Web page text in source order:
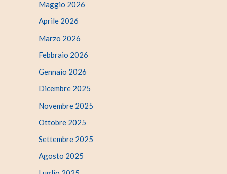
Maggio 2026
Aprile 2026
Marzo 2026
Febbraio 2026
Gennaio 2026
Dicembre 2025
Novembre 2025
Ottobre 2025
Settembre 2025
Agosto 2025